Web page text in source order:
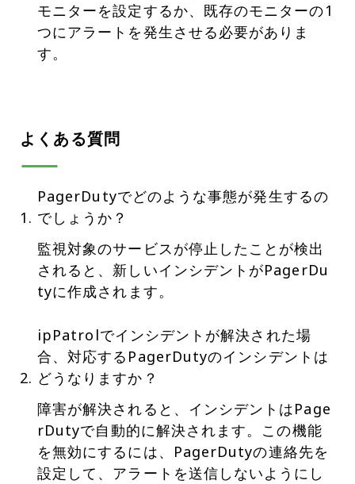
モニターを設定するか、既存のモニターの1
つにアラートを発生させる必要がありま
す。
よくある質問
PagerDutyでどのような事態が発生するの
でしょうか？
監視対象のサービスが停止したことが検出
されると、新しいインシデントがPagerDu
tyに作成されます。
ipPatrolでインシデントが解決された場
合、対応するPagerDutyのインシデントは
どうなりますか？
障害が解決されると、インシデントはPage
rDutyで自動的に解決されます。この機能
を無効にするには、PagerDutyの連絡先を
設定して、アラートを送信しないようにし